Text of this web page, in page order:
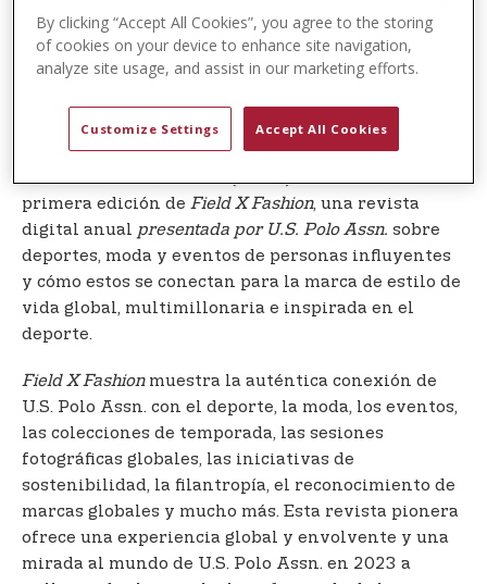
WEST PALM BEACH, FLORIDA. (14 de diciembre
de 2023)-U.S. Polo Assn.,
la marca oficial de United
primera edición de Field X Fashion, una revista
digital anual presentada por U.S. Polo Assn. sobre
deportes, moda y eventos de personas influyentes
y cómo estos se conectan para la marca de estilo de
vida global, multimillonaria e inspirada en el
deporte.
Field X Fashionmuestra la auténtica conexión de
U.S. Polo Assn. con el deporte, la moda, los eventos,
las colecciones de temporada, las sesiones
fotográficas globales, las iniciativas de
sostenibilidad, la filantropía, el reconocimiento de
marcas globales y mucho más. Esta revista pionera
ofrece una experiencia global y envolvente y una
mirada al mundo de U.S. Polo Assn. en 2023 a
By clicking “Accept All Cookies”, you agree to the storing
of cookies on your device to enhance site navigation,
analyze site usage, and assist in our marketing efforts.
Customize Settings Accept All Cookies